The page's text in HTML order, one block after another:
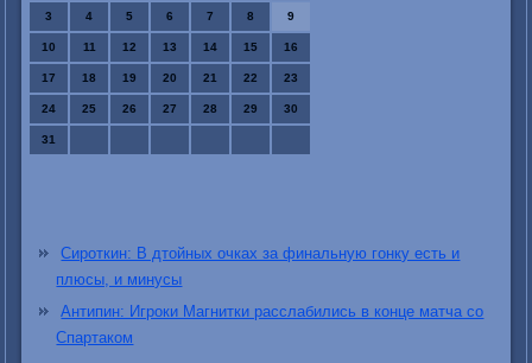
3 4 5 6 7 8 9
10 11 12 13 14 15 16
17 18 19 20 21 22 23
24 25 26 27 28 29 30
31
Сироткин: В дтойных очках за финальную гонку есть и
плюсы, и минусы
Антипин: Игроки Магнитки расслабились в конце матча со
Спартаком